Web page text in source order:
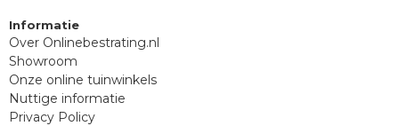
Informatie
Over Onlinebestrating.nl
Showroom
Onze online tuinwinkels
Nuttige informatie
Privacy Policy